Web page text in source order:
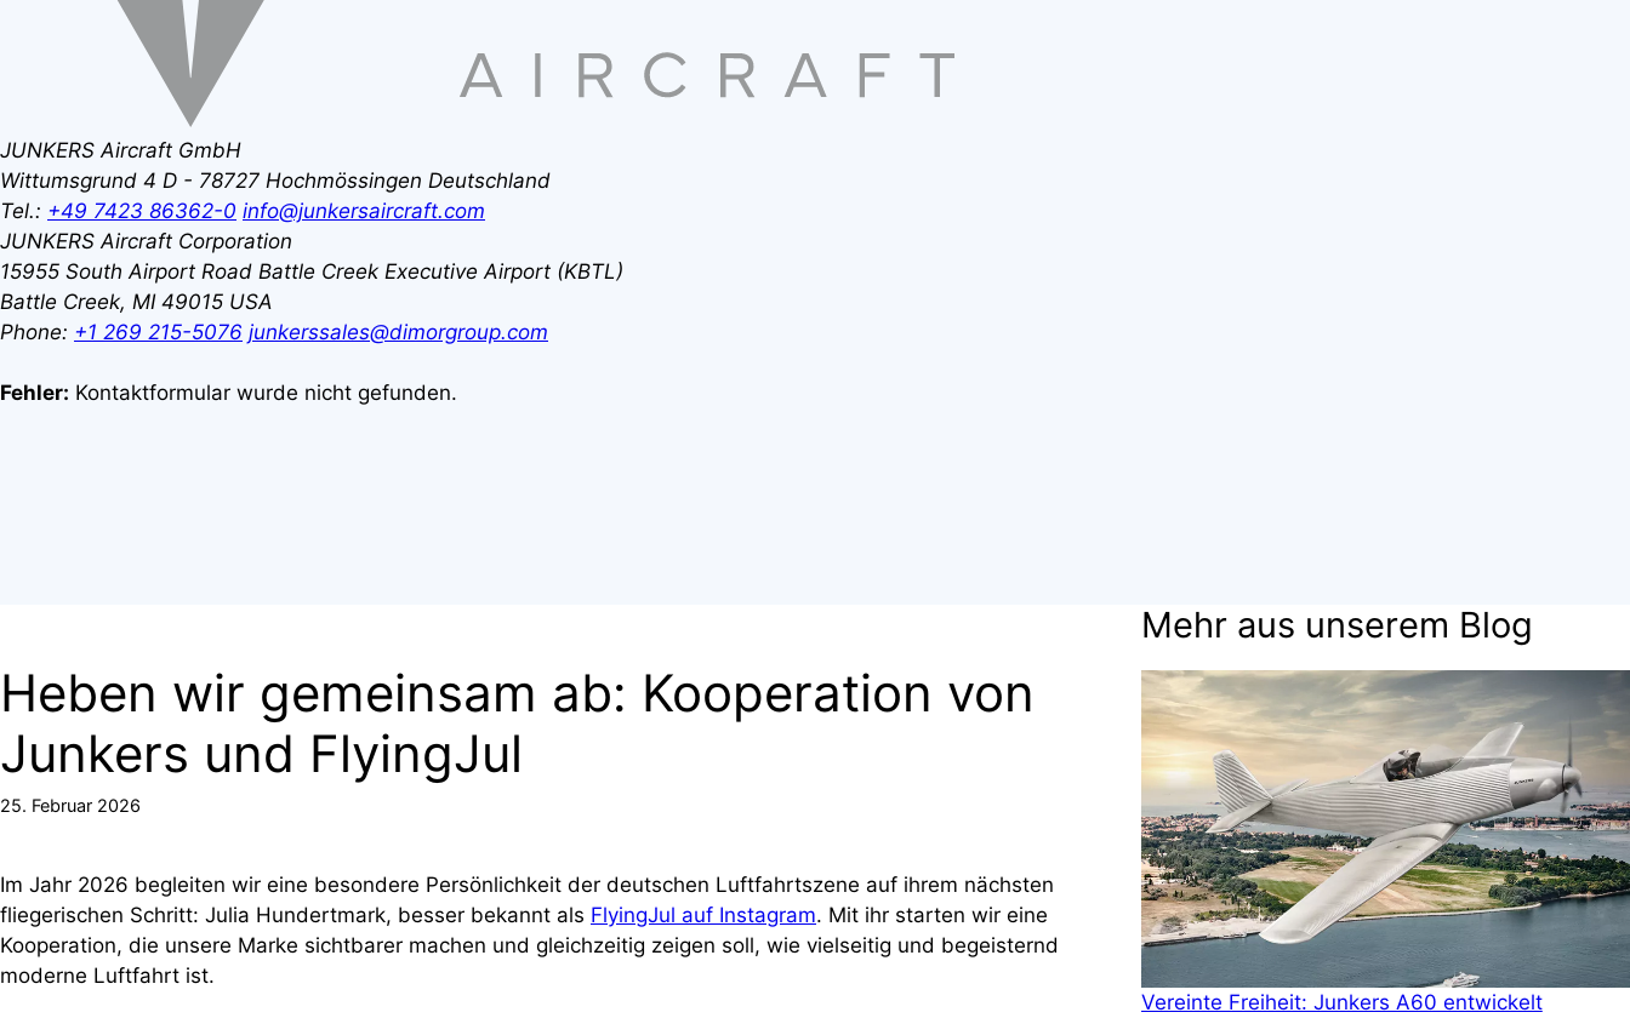
JUNKERS Aircraft GmbH
Wittumsgrund 4 D - 78727 Hochmössingen Deutschland
Tel.: +49 7423 86362-0 info@junkersaircraft.com
JUNKERS Aircraft Corporation
15955 South Airport Road Battle Creek Executive Airport (KBTL)
Battle Creek, MI 49015 USA
Phone: +1 269 215-5076 junkerssales@dimorgroup.com
Fehler: Kontaktformular wurde nicht gefunden.
Heben wir gemeinsam ab: Kooperation von
Junkers und FlyingJul
25. Februar 2026
Im Jahr 2026 begleiten wir eine besondere Persönlichkeit der deutschen Luftfahrtszene auf ihrem nächsten
fliegerischen Schritt: Julia Hundertmark, besser bekannt als FlyingJul auf Instagram. Mit ihr starten wir eine
Kooperation, die unsere Marke sichtbarer machen und gleichzeitig zeigen soll, wie vielseitig und begeisternd
moderne Luftfahrt ist.
Mehr aus unserem Blog
Vereinte Freiheit: Junkers A60 entwickelt